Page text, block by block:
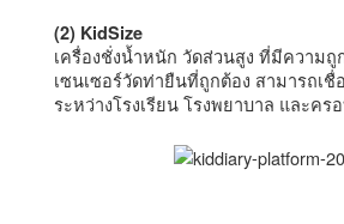
(2) KidSize
เครื่องชั่งน้ำหนัก วัดส่วนสูง ที่มีความ
เซนเซอร์วัดท่ายืนที่ถูกต้อง สามารถเ
ระหว่างโรงเรียน โรงพยาบาล และคร